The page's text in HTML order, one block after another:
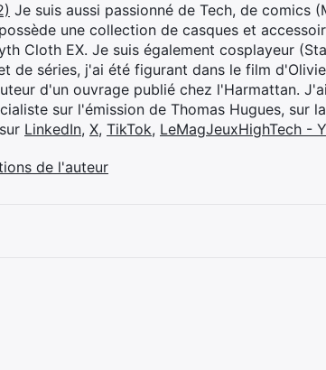
Je suis aussi passionné de Tech, de comics
une collection de casques et
Cloth EX. Je suis également cosplayeur
de séries, j'ai été figurant dans le film
d'un ouvrage publié chez l'Harmattan.
sur l'émission de Thomas Hugues, sur
LinkedIn, X, TikTok, LeMagJeuxHighTech -
de l'auteur